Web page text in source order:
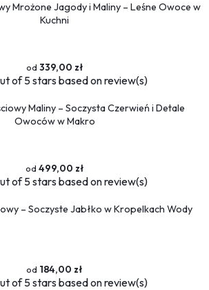
Mrożone Jagody i Maliny – Leśne Owoce w
Kuchni
339,00 zł
of 5 stars based onreview(s)
Maliny – Soczysta Czerwień i Detale
Owoców w Makro
499,00 zł
of 5 stars based onreview(s)
– Soczyste Jabłko w Kropelkach Wody
184,00 zł
of 5 stars based onreview(s)